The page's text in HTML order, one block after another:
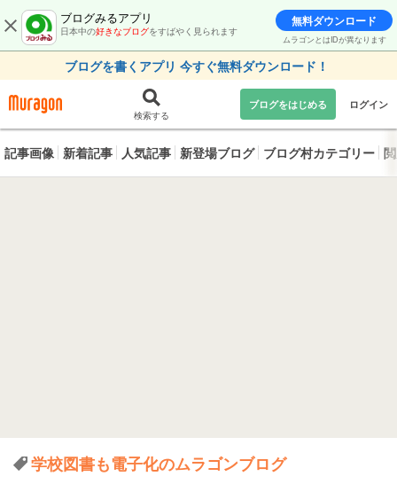
ブログみるアプリ
日本中の好きなブログをすばやく見られます
無料ダウンロード
ムラゴンとはIDが異なります
ブログを書くアプリ 今すぐ無料ダウンロード！
検索する
ブログをはじめる ログイン
記事画像 新着記事 人気記事 新登場ブログ ブログ村カテゴリー
学校図書も電子化のムラゴンブログ